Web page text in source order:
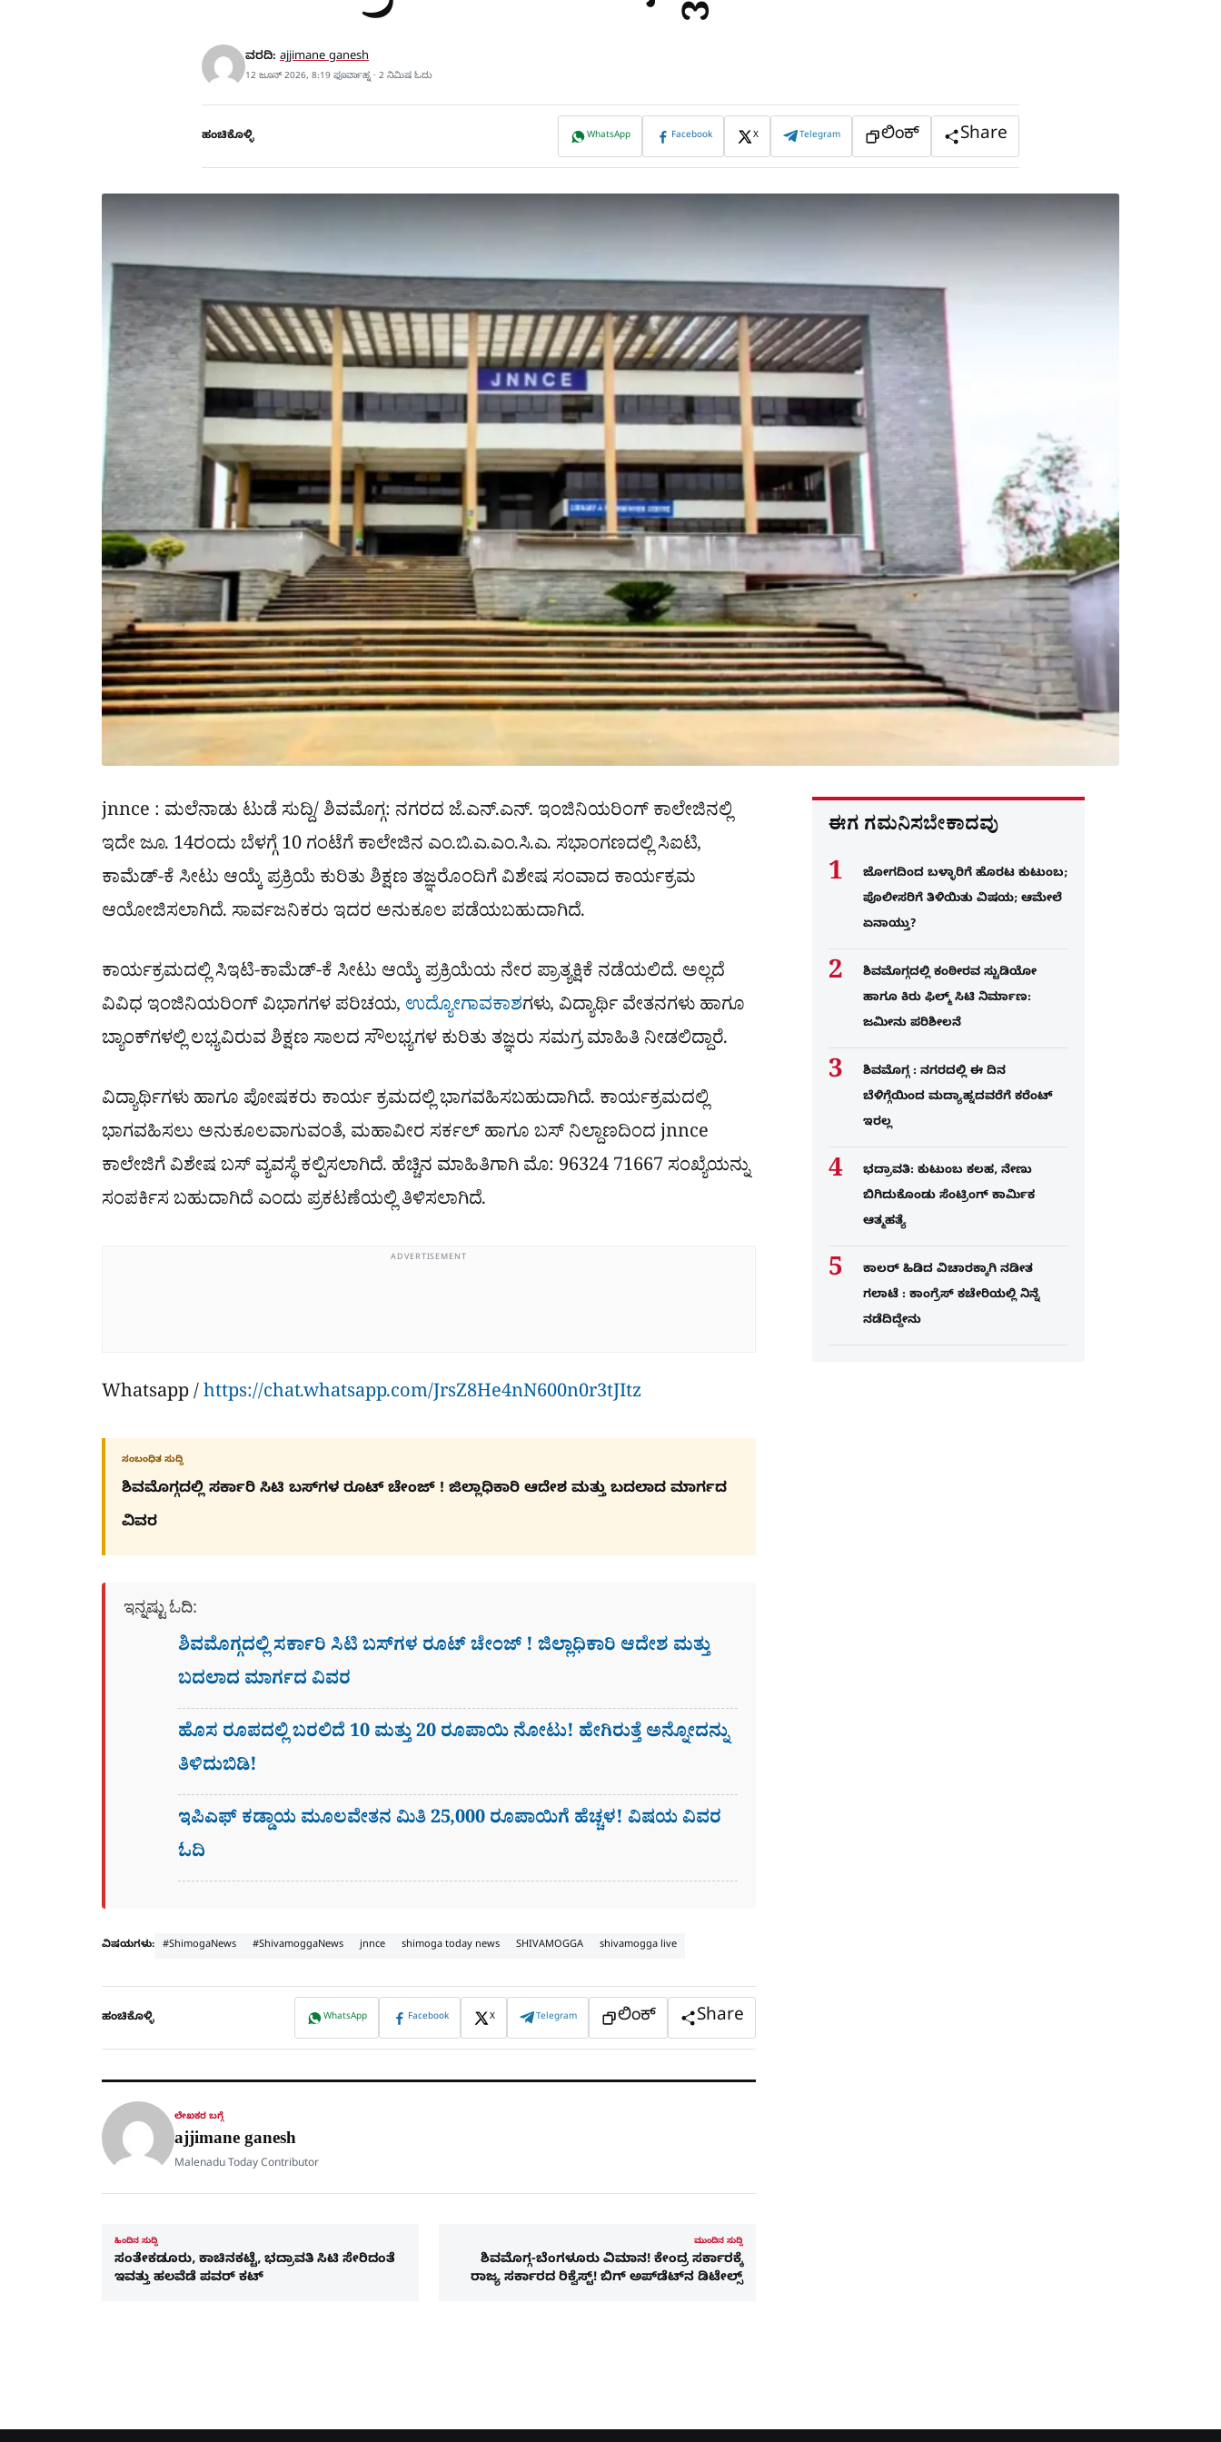
ವರದಿ: ajjimane ganesh
12 ಜೂನ್ 2026, 8:19 ಫೂರ್ವಾಹ್ನ · 2 ನಿಮಿಷ ಓದು
ಹಂಚಿಕೊಳ್ಳಿ WhatsApp Facebook X Telegram ಲಿಂಕ್ Share
jnnce : ಮಲೆನಾಡು ಟುಡೆ ಸುದ್ದಿ/ ಶಿವಮೊಗ್ಗ: ನಗರದ ಜೆ.ಎನ್.ಎನ್. ಇಂಜಿನಿಯರಿಂಗ್​ ಕಾಲೇಜಿನಲ್ಲಿ
ಇದೇ ಜೂ. 14ರಂದು ಬೆಳಗ್ಗೆ 10 ಗಂಟೆಗೆ ಕಾಲೇಜಿನ ಎಂ.ಬಿ.ಎ.ಎಂ.ಸಿ.ಎ. ಸಭಾಂಗಣದಲ್ಲಿ ಸಿಐಟಿ,
ಕಾಮೆಡ್-ಕೆ ಸೀಟು ಆಯ್ಕೆ ಪ್ರಕ್ರಿಯೆ ಕುರಿತು ಶಿಕ್ಷಣ ತಜ್ಞರೊಂದಿಗೆ ವಿಶೇಷ ಸಂವಾದ ಕಾರ್ಯಕ್ರಮ
ಆಯೋಜಿಸಲಾಗಿದೆ. ಸಾರ್ವಜನಿಕರು ಇದರ ಅನುಕೂಲ ಪಡೆಯಬಹುದಾಗಿದೆ.
ಕಾರ್ಯಕ್ರಮದಲ್ಲಿ ಸಿಇಟಿ-ಕಾಮೆಡ್-ಕೆ ಸೀಟು ಆಯ್ಕೆ ಪ್ರಕ್ರಿಯೆಯ ನೇರ ಪ್ರಾತ್ಯಕ್ಷಿಕೆ ನಡೆಯಲಿದೆ. ಅಲ್ಲದೆ
ವಿವಿಧ ಇಂಜಿನಿಯರಿಂಗ್ ವಿಭಾಗಗಳ ಪರಿಚಯ, ಉದ್ಯೋಗಾವಕಾಶಗಳು, ವಿದ್ಯಾರ್ಥಿ ವೇತನಗಳು ಹಾಗೂ
ಬ್ಯಾಂಕ್‌ಗಳಲ್ಲಿ ಲಭ್ಯವಿರುವ ಶಿಕ್ಷಣ ಸಾಲದ ಸೌಲಭ್ಯಗಳ ಕುರಿತು ತಜ್ಞರು ಸಮಗ್ರ ಮಾಹಿತಿ ನೀಡಲಿದ್ದಾರೆ.
ವಿದ್ಯಾರ್ಥಿಗಳು ಹಾಗೂ ಪೋಷಕರು ಕಾರ್ಯ ಕ್ರಮದಲ್ಲಿ ಭಾಗವಹಿಸಬಹುದಾಗಿದೆ. ಕಾರ್ಯಕ್ರಮದಲ್ಲಿ
ಭಾಗವಹಿಸಲು ಅನುಕೂಲವಾಗುವಂತೆ, ಮಹಾವೀರ ಸರ್ಕಲ್ ಹಾಗೂ ಬಸ್ ನಿಲ್ದಾಣದಿಂದ jnnce
ಕಾಲೇಜಿಗೆ ವಿಶೇಷ ಬಸ್ ವ್ಯವಸ್ಥೆ ಕಲ್ಪಿಸಲಾಗಿದೆ. ಹೆಚ್ಚಿನ ಮಾಹಿತಿಗಾಗಿ ಮೊ: 96324 71667 ಸಂಖ್ಯೆಯನ್ನು
ಸಂಪರ್ಕಿಸ ಬಹುದಾಗಿದೆ ಎಂದು ಪ್ರಕಟಣೆಯಲ್ಲಿ ತಿಳಿಸಲಾಗಿದೆ.
ADVERTISEMENT
Whatsapp /https://chat.whatsapp.com/JrsZ8He4nN600n0r3tJItz
ಸಂಬಂಧಿತ ಸುದ್ದಿ
ಶಿವಮೊಗ್ಗದಲ್ಲಿ ಸರ್ಕಾರಿ ಸಿಟಿ ಬಸ್​ಗಳ ರೂಟ್ ಚೇಂಜ್ ! ಜಿಲ್ಲಾಧಿಕಾರಿ ಆದೇಶ ಮತ್ತು ಬದಲಾದ ಮಾರ್ಗದ
ವಿವರ
ಇನ್ನಷ್ಟು ಓದಿ:
ಶಿವಮೊಗ್ಗದಲ್ಲಿ ಸರ್ಕಾರಿ ಸಿಟಿ ಬಸ್​ಗಳ ರೂಟ್ ಚೇಂಜ್ ! ಜಿಲ್ಲಾಧಿಕಾರಿ ಆದೇಶ ಮತ್ತು
ಬದಲಾದ ಮಾರ್ಗದ ವಿವರ
ಹೊಸ ರೂಪದಲ್ಲಿ ಬರಲಿದೆ 10 ಮತ್ತು 20 ರೂಪಾಯಿ ನೋಟು! ಹೇಗಿರುತ್ತೆ ಅನ್ನೋದನ್ನು
ತಿಳಿದುಬಿಡಿ!
ಇಪಿಎಫ್ ಕಡ್ಡಾಯ ಮೂಲವೇತನ ಮಿತಿ 25,000 ರೂಪಾಯಿಗೆ ಹೆಚ್ಚಳ! ವಿಷಯ ವಿವರ
ಓದಿ
ವಿಷಯಗಳು: #ShimogaNews #ShivamoggaNews jnnce shimoga today news SHIVAMOGGA shivamogga live
ಹಂಚಿಕೊಳ್ಳಿ WhatsApp Facebook X Telegram ಲಿಂಕ್ Share
ಲೇಖಕರ ಬಗ್ಗೆ
ajjimane ganesh
Malenadu Today Contributor
ಹಿಂದಿನ ಸುದ್ದಿ
ಸಂತೇಕಡೂರು, ಕಾಚಿನಕಟ್ಟೆ, ಭದ್ರಾವತಿ ಸಿಟಿ ಸೇರಿದಂತೆ
ಇವತ್ತು ಹಲವೆಡೆ ಪವರ್ ಕಟ್
ಮುಂದಿನ ಸುದ್ದಿ
ಶಿವಮೊಗ್ಗ-ಬೆಂಗಳೂರು ವಿಮಾನ! ಕೇಂದ್ರ ಸರ್ಕಾರಕ್ಕೆ
ರಾಜ್ಯ ಸರ್ಕಾರದ ರಿಕ್ವೆಸ್ಟ್! ಬಿಗ್​ ಅಪ್​ಡೆಟ್​ನ ಡಿಟೇಲ್ಸ್​
ಈಗ ಗಮನಿಸಬೇಕಾದವು
ಜೋಗದಿಂದ ಬಳ್ಳಾರಿಗೆ ಹೊರಟ ಕುಟುಂಬ;
ಪೊಲೀಸರಿಗೆ ತಿಳಿಯಿತು ವಿಷಯ; ಆಮೇಲೆ
ಏನಾಯ್ತು?
ಶಿವಮೊಗ್ಗದಲ್ಲಿ ಕಂಠೀರವ ಸ್ಟುಡಿಯೋ
ಹಾಗೂ ಕಿರು ಫಿಲ್ಮ್ ಸಿಟಿ ನಿರ್ಮಾಣ:
ಜಮೀನು ಪರಿಶೀಲನೆ
ಶಿವಮೊಗ್ಗ : ನಗರದಲ್ಲಿ ಈ ದಿನ
ಬೆಳಿಗ್ಗೆಯಿಂದ ಮದ್ಯಾಹ್ನದವರೆಗೆ ಕರೆಂಟ್​
ಇರಲ್ಲ
ಭದ್ರಾವತಿ: ಕುಟುಂಬ ಕಲಹ, ನೇಣು
ಬಿಗಿದುಕೊಂಡು ಸೆಂಟ್ರಿಂಗ್​ ಕಾರ್ಮಿಕ
ಆತ್ಮಹತ್ಯೆ
ಕಾಲರ್​​​ ಹಿಡಿದ ವಿಚಾರಕ್ಕಾಗಿ ನಡೀತ
ಗಲಾಟೆ : ಕಾಂಗ್ರೆಸ್​ ಕಚೇರಿಯಲ್ಲಿ ನಿನ್ನೆ
ನಡೆದಿದ್ದೇನು